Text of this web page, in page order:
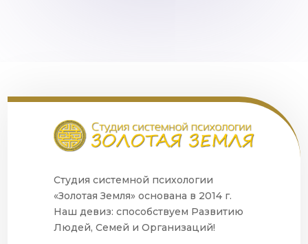
Студия системной психологии
«Золотая Земля» основана в 2014 г.
Наш девиз: способствуем Развитию
Людей, Семей и Организаций!